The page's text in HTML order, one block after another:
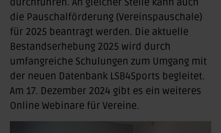
durchführen. An gleicher Stelle kann auch
die Pauschalförderung (Vereinspauschale)
für 2025 beantragt werden. Die aktuelle
Bestandserhebung 2025 wird durch
umfangreiche Schulungen zum Umgang mit
der neuen Datenbank LSB4Sports begleitet.
Am 17. Dezember 2024 gibt es ein weiteres
Online Webinare für Vereine.